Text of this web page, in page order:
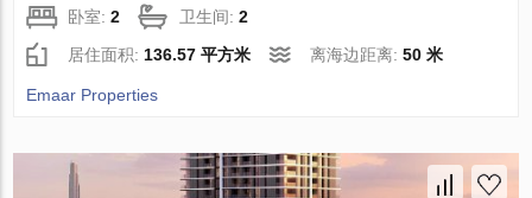
卧室:2 卫生间:2
居住面积:136.57 平方米 离海边距离:50 米
Emaar Properties